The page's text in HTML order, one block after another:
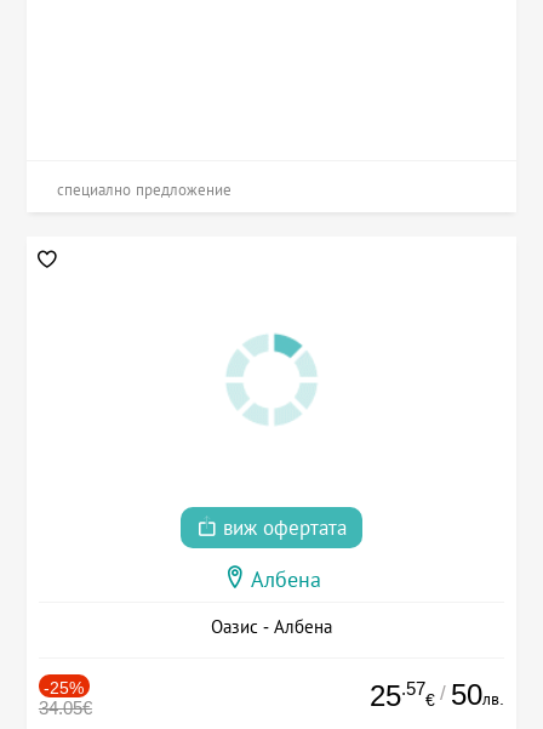
специално предложение
виж офертата
Албена
Оазис - Албена
-25%
34.05€ 25.57
€ / 50лв.